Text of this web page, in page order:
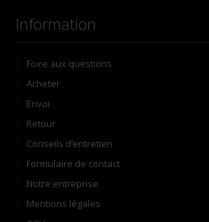
Information
Foire aux questions
Acheter
Envoi
Retour
Conseils d’entretien
Formulaire de contact
Notre entreprise
Mentions légales